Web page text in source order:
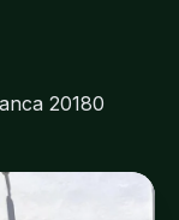
20180